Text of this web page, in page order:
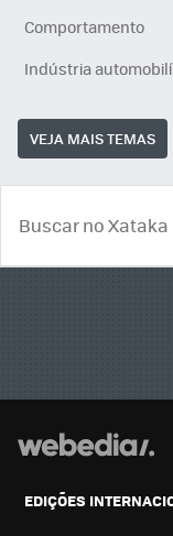
Comportamento
Indústria
VEJA MAIS TEMAS
EDIÇÕES